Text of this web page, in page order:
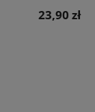
23,90 zł